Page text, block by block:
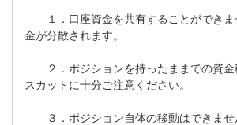
１．口座資金を共有することができま
金が分散されます。
２．ポジションを持ったままでの資金
スカットに十分ご注意ください。
３．ポジション自体の移動はできませ